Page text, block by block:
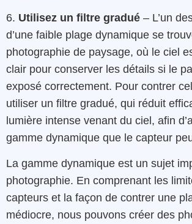
6. Utilisez un filtre gradué – L’un
d’une faible plage dynamique se
photographie de paysage, où le ciel
clair pour conserver les détails si le
exposé correctement. Pour contrer
utiliser un filtre gradué, qui réduit
lumière intense venant du ciel, afin
gamme dynamique que le capteur
La gamme dynamique est un sujet
photographie. En comprenant les
capteurs et la façon de contrer une
médiocre, nous pouvons créer des